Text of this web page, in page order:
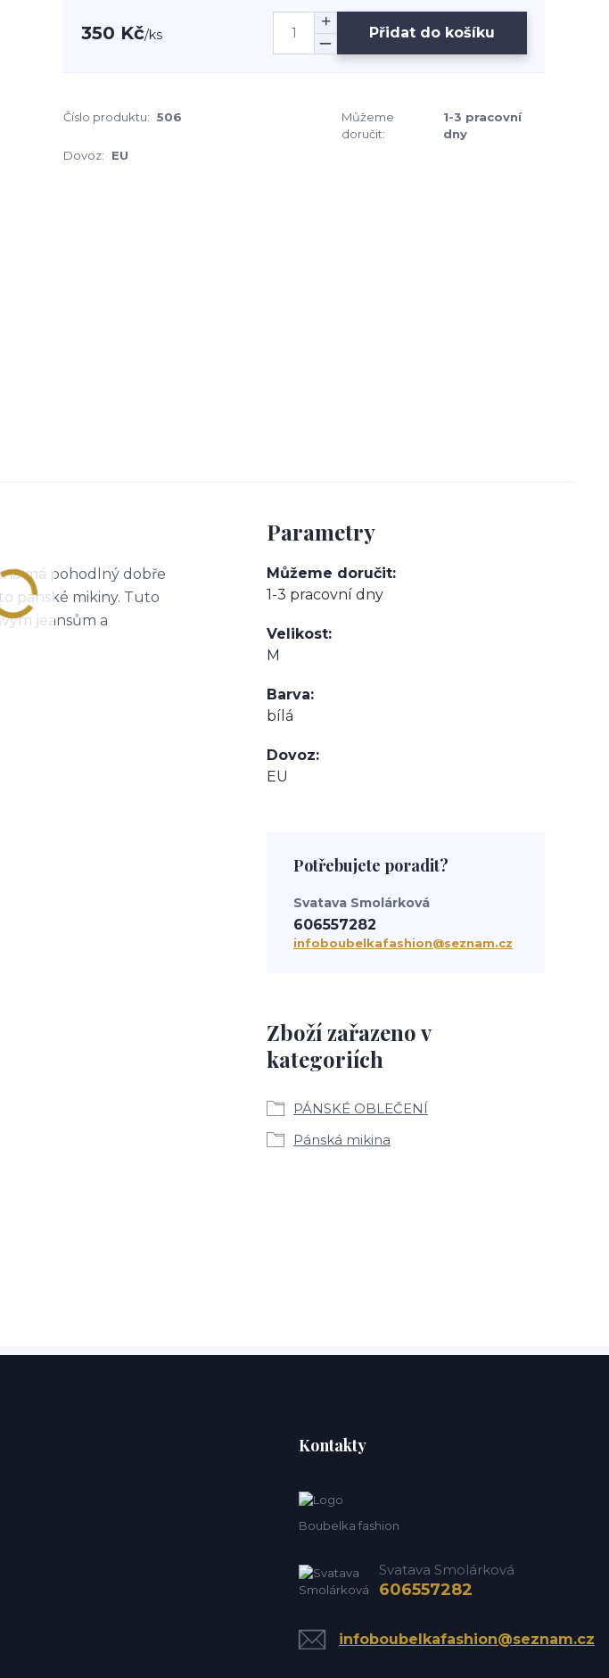
350 Kč/ks Přidat do košíku
Číslo produktu: 506
Můžeme
doručit:
1-3 pracovní
dny
Dovoz:
EU
má pohodlný dobře
pánské mikiny. Tuto
jeansům a
Parametry
Můžeme doručit
1-3 pracovní dny
Velikost
M
Barva
bílá
Dovoz
EU
Zboží zařazeno v
kategoriích
PÁNSKÉ OBLEČENÍ
Pánská mikina
Potřebujete poradit?
Svatava Smolárková
606557282
infoboubelkafashion@seznam.cz
Kontakty
Boubelka fashion
Svatava Smolárková
606557282
infoboubelkafashion@seznam.cz